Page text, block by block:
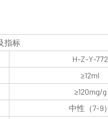
指标
H-Z-Y-772
≥12ml
≥120mg/g
中性（7-9）